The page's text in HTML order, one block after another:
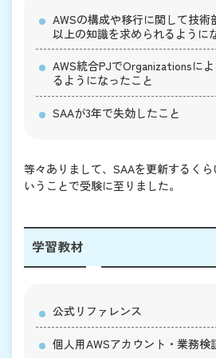
AWSの構成や移行に関して技術
以上の知識を求められるように
AWS統合PJでOrganizationsに
るようになったこと
SAAが3年で失効したこと
等々ありまして、SAAを更新するく
いうことで受験に至りました。
学習教材
公式リファレンス
個人用AWSアカウント・業務検